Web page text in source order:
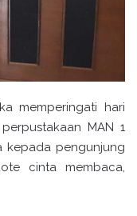
memperingati hari
MAN 1
kepada pengunjung
cinta membaca,